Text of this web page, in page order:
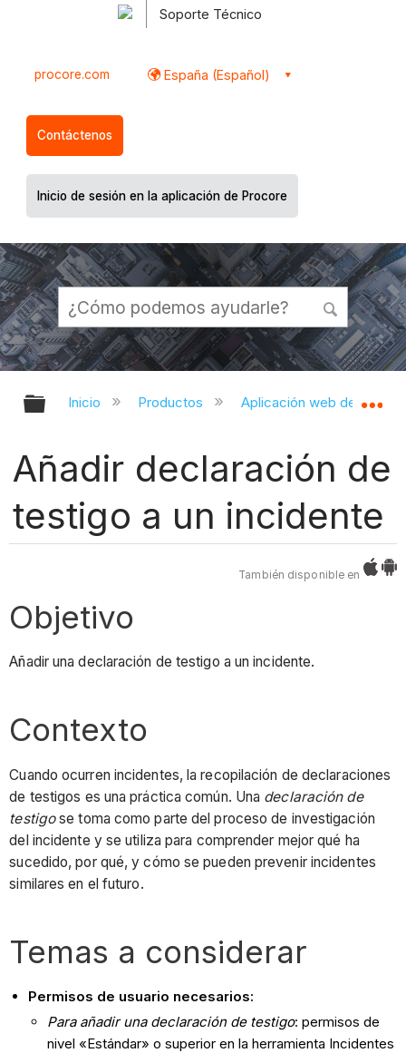
Soporte Técnico
procore.com España (Español)
Contáctenos
Inicio de sesión en la aplicación de Procore
Expandir/contraer jerarquía global
Inicio Productos Aplicación web de
Añadir declaración de
testigo a un incidente
También disponible en
Objetivo
Añadir una declaración de testigo a un incidente.
Contexto
Cuando ocurren incidentes, la recopilación de declaraciones
de testigos es una práctica común. Una declaración de
testigose toma como parte del proceso de investigación
del incidente y se utiliza para comprender mejor qué ha
sucedido, por qué, y cómo se pueden prevenir incidentes
similares en el futuro.
Temas a considerar
Permisos de usuario necesarios:
Para añadir una declaración de testigo: permisos de
nivel «Estándar» o superior en la herramienta Incidentes